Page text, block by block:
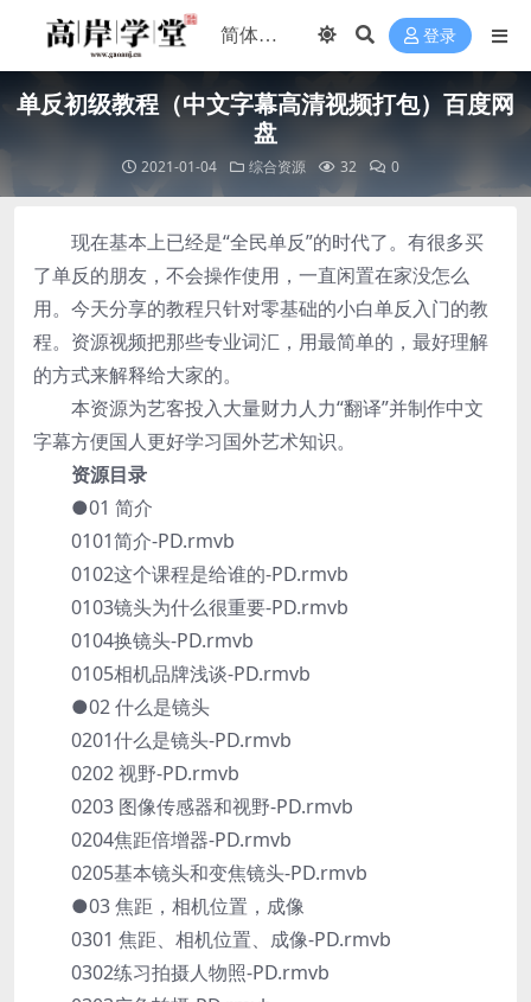
登录
单反初级教程（中文字幕高清视频打包）百度网
盘
2021-01-04 综合资源 32 0
现在基本上已经是“全民单反”的时代了。有很多买
了单反的朋友，不会操作使用，一直闲置在家没怎么
用。今天分享的教程只针对零基础的小白单反入门的教
程。资源视频把那些专业词汇，用最简单的，最好理解
的方式来解释给大家的。
本资源为艺客投入大量财力人力“翻译”并制作中文
字幕方便国人更好学习国外艺术知识。
资源目录
●01 简介
0101简介-PD.rmvb
0102这个课程是给谁的-PD.rmvb
0103镜头为什么很重要-PD.rmvb
0104换镜头-PD.rmvb
0105相机品牌浅谈-PD.rmvb
●02 什么是镜头
0201什么是镜头-PD.rmvb
0202 视野-PD.rmvb
0203 图像传感器和视野-PD.rmvb
0204焦距倍增器-PD.rmvb
0205基本镜头和变焦镜头-PD.rmvb
●03 焦距，相机位置，成像
0301 焦距、相机位置、成像-PD.rmvb
0302练习拍摄人物照-PD.rmvb